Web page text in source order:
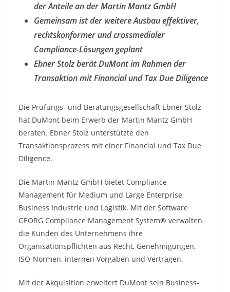
der Anteile an der Martin Mantz GmbH
Gemeinsam ist der weitere Ausbau effektiver,
rechtskonformer und crossmedialer
Compliance-Lösungen geplant
Ebner Stolz berät DuMont im Rahmen der
Transaktion mit Financial und Tax Due Diligence
Die Prüfungs- und Beratungsgesellschaft Ebner Stolz
hat DuMont beim Erwerb der Martin Mantz GmbH
beraten. Ebner Stolz unterstützte den
Transaktionsprozess mit einer Financial und Tax Due
Diligence.
Die Martin Mantz GmbH bietet Compliance
Management für Medium und Large Enterprise
Business Industrie und Logistik. Mit der Software
GEORG Compliance Management System® verwalten
die Kunden des Unternehmens ihre
Organisationspflichten aus Recht, Genehmigungen,
ISO-Normen, internen Vorgaben und Verträgen.
Mit der Akquisition erweitert DuMont sein Business-